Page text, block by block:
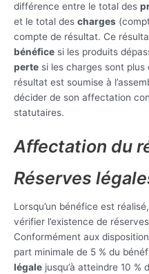
différence entre le total des
et le total des charges
compte de résultat. Ce
bénéfice si les produits
perte si les charges sont plus
résultat est soumise à
décider de son affectation
statutaires.
Affectation du
Réserves
Lorsqu’un bénéfice est
vérifier l’existence de
Conformément aux
part minimale de 5 % du
légale jusqu’à atteindre 10 %